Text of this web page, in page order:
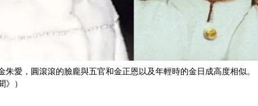
朱愛，圓滾滾的臉龐與五官和金正恩以及年輕時的金日成高度相似。
）